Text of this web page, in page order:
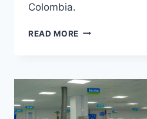
Colombia.
READ MORE